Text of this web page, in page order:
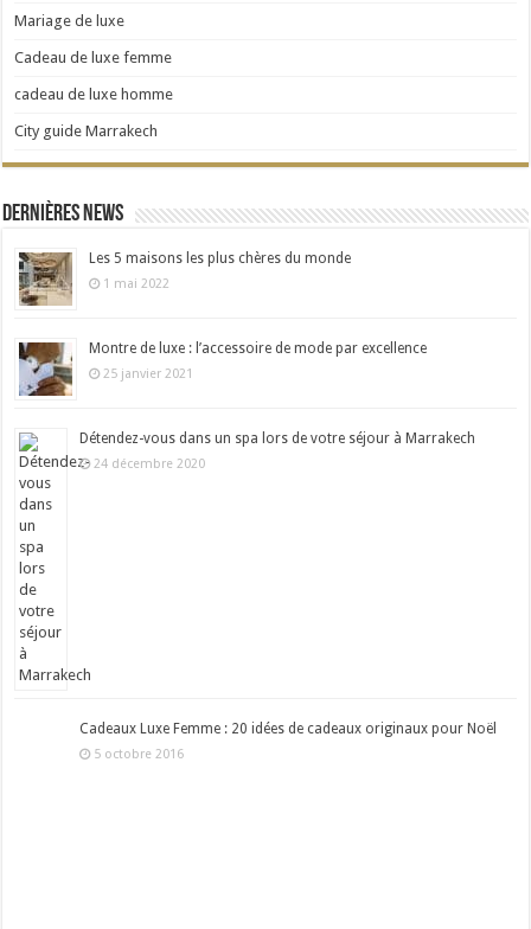
Mariage de luxe
Cadeau de luxe femme
cadeau de luxe homme
City guide Marrakech
Dernières news
Les 5 maisons les plus chères du monde
1 mai 2022
Montre de luxe : l’accessoire de mode par excellence
25 janvier 2021
Détendez-vous dans un spa lors de votre séjour à Marrakech
24 décembre 2020
Cadeaux Luxe Femme : 20 idées de cadeaux originaux pour Noël
5 octobre 2016